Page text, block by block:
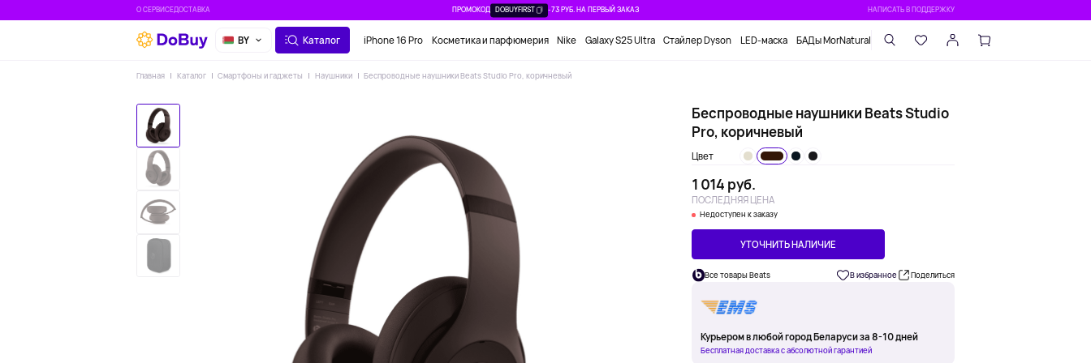
О СЕРВИСЕДОСТАВКА ПРОМОКОД DOBUYFIRST -73 РУБ. НА ПЕРВЫЙ ЗАКАЗ НАПИСАТЬ В ПОДДЕРЖКУ
BY Каталог iPhone 16 Pro Косметика и парфюмерия Nike Galaxy S25 Ultra Стайлер Dyson LED-маска БАДы MorNatural
Главная Каталог Смартфоны и гаджеты Наушники Беспроводные наушники Beats Studio Pro, коричневый
Беспроводные наушники Beats Studio
Pro, коричневый
Цвет
1 014 руб.
ПОСЛЕДНЯЯ ЦЕНА
Недоступен к заказу
УТОЧНИТЬ НАЛИЧИЕ
Все товары Beats В избранное Поделиться
Курьером в любой город Беларуси за 8-10 дней
Бесплатная доставка с абсолютной гарантией